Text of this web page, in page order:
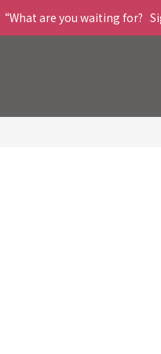
“What are you waiting for?